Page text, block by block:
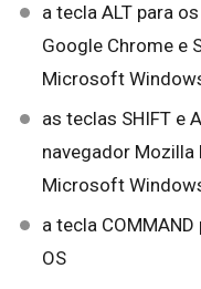
a tecla ALT para
Google Chrome e
Microsoft
as teclas SHIFT e
navegador
Microsoft
a tecla
OS